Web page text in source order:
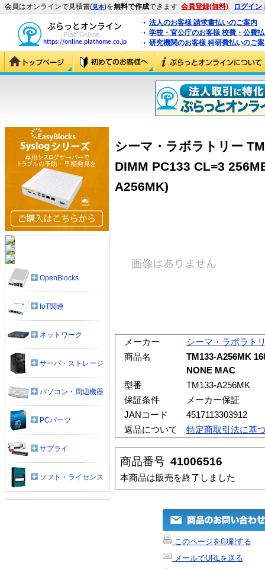
会員はオンラインで見積書(見本)を無料で作成できます 会員登録(無料) ログイン
法人のお客様 請求書払いのご案内
学校・官公庁のお客様 校費・公費
研究機関のお客様 科研費払いのご
シーマ・ラボラトリー
DIMM PC133 CL=3
A256MK)
メーカー
シーマ・ラボラト
商品名
TM133-A256MK
NONE MAC
型番
TM133-A256MK
保証条件
メーカー保証
JANコード
4517113303912
返品について
特定商取引法に基
商品番号 41006516
本商品は販売を終了しました
このページを印刷する
メールでURLを送る
OpenBlocks
IoT関連
ネットワーク
サーバ・ストレージ
パソコン・周辺機器
PCパーツ
サプライ
ソフト・ライセンス